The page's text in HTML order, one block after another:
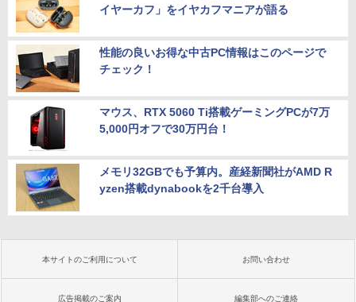
イヤーカフ」をイヤカフマニアが語る
性能の良いお得な中古PC情報はこのページで
チェック！
マウス、RTX 5060 Ti搭載ゲーミングPCが7万
5,000円オフで30万円台！
メモリ32GBでも予算内。産経新聞社がAMD R
yzen搭載dynabookを2千台導入
本サイトのご利用について お問い合わせ
広告掲載のご案内 編集部へのご連絡